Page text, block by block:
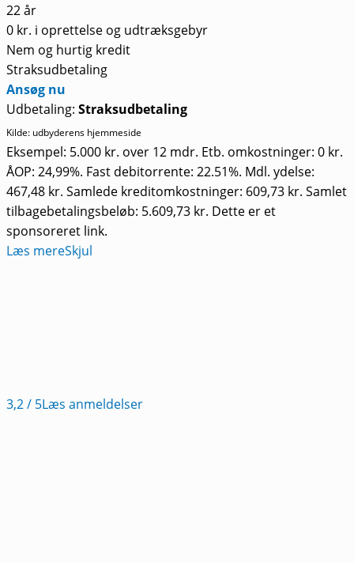
22 år
0 kr. i oprettelse og udtræksgebyr
Nem og hurtig kredit
Straksudbetaling
Ansøg nu
Udbetaling: Straksudbetaling
Kilde: udbyderens hjemmeside
Eksempel: 5.000 kr. over 12 mdr. Etb. omkostninger: 0 kr.
ÅOP: 24,99%. Fast debitorrente: 22.51%. Mdl. ydelse:
467,48 kr. Samlede kreditomkostninger: 609,73 kr. Samlet
tilbagebetalingsbeløb: 5.609,73 kr. Dette er et
sponsoreret link.
Læs mereSkjul
3,2/ 5Læs anmeldelser